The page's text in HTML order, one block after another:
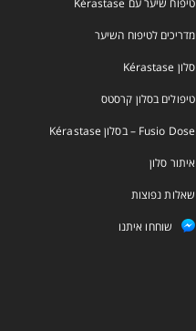
מדריכים לטיפוח השיער
סלון Kérastase
טיפולים בסלון קרסטס
Fusio Dose – בסלון Kérastase
איתור סלון
שאלות נפוצות
שוחחו איתנו